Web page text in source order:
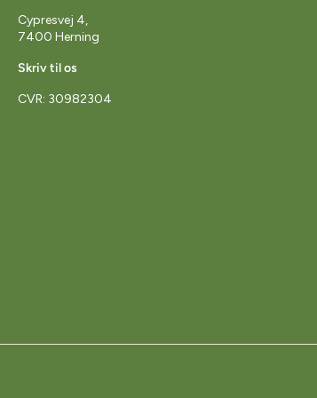
Cypresvej 4,
7400 Herning
Skriv til os
CVR: 30982304